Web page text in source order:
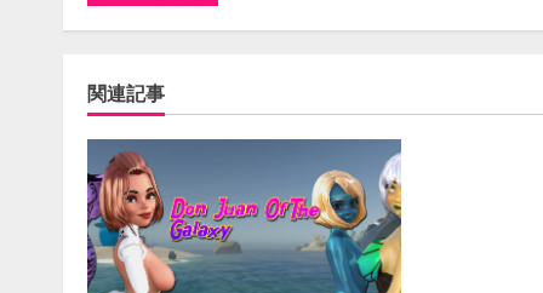
関連記事